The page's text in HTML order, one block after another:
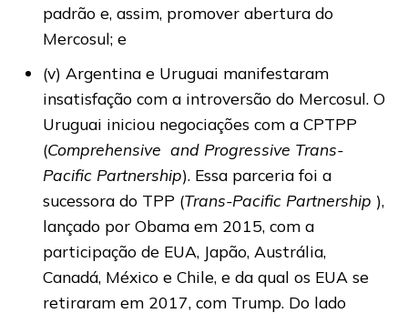
padrão e, assim, promover abertura do
Mercosul; e
(v) Argentina e Uruguai manifestaram
insatisfação com a introversão do Mercosul. O
Uruguai iniciou negociações com a CPTPP
(Comprehensive and Progressive Trans-
Pacific Partnership). Essa parceria foi a
sucessora do TPP (Trans-Pacific Partnership ),
lançado por Obama em 2015, com a
participação de EUA, Japão, Austrália,
Canadá, México e Chile, e da qual os EUA se
retiraram em 2017, com Trump. Do lado